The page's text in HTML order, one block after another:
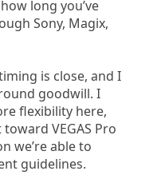
long you’ve
Sony, Magix,
is close, and I
goodwill. I
flexibility here,
VEGAS Pro
we’re able to
guidelines.